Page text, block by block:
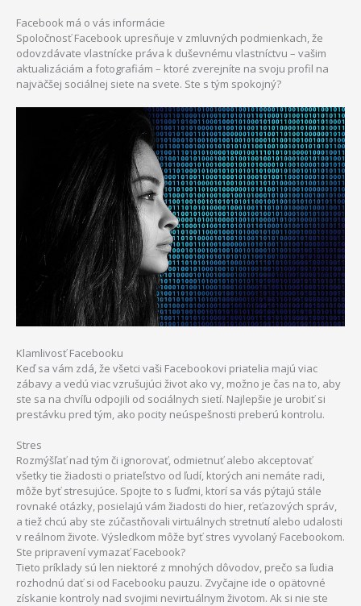
Facebook má o vás informácie
Spoločnosť Facebook upresňuje v zmluvných podmienkach, že
odovzdávate vlastnícke práva k duševnému vlastníctvu – vašim
aktualizáciám a fotografiám – ktoré zverejníte na svoju profil na
najväčšej sociálnej siete na svete. Ste s tým spokojný?
Klamlivosť Facebooku
Keď sa vám zdá, že všetci vaši Facebookovi priatelia majú viac
zábavy a vedú viac vzrušujúci život ako vy, možno je čas na to, aby
ste sa na chvíľu odpojili od sociálnych sietí. Najlepšie je urobiť si
prestávku pred tým, ako pocity neúspešnosti preberú kontrolu.
Stres
Rozmýšľať nad tým či ignorovať, odmietnuť alebo akceptovať
všetky tie žiadosti o priateľstvo od ľudí, ktorých ani nemáte radi,
môže byť stresujúce. Spojte to s ľuďmi, ktorí sa vás pýtajú stále
rovnaké otázky, posielajú vám žiadosti do hier, reťazových správ,
a tiež chcú aby ste zúčastňovali virtuálnych stretnutí alebo udalosti
v reálnom živote. Výsledkom môže byť stres vyvolaný Facebookom.
Ste pripravení vymazať Facebook?
Tieto príklady sú len niektoré z mnohých dôvodov, prečo sa ľudia
rozhodnú dať si od Facebooku pauzu. Zvyčajne ide o opätovné
získanie kontroly nad svojimi nevirtuálnym životom. Ak si nie ste